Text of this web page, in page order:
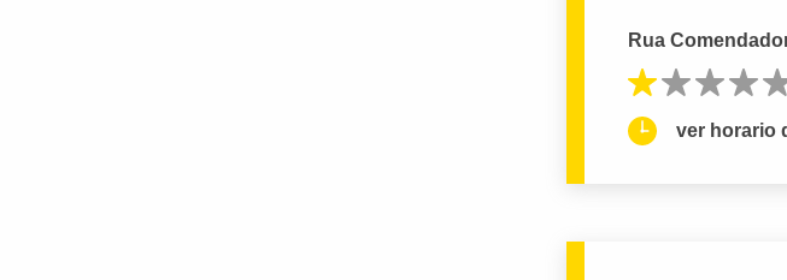
Rua
ver horario